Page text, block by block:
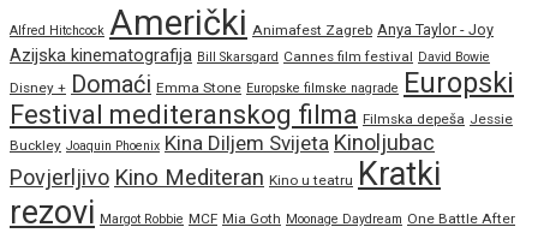
Alfred Hitchcock Američki Animafest Zagreb Anya Taylor - Joy
Azijska kinematografija Bill Skarsgard Cannes film festival David Bowie
Disney + Domaći Emma Stone Europske filmske nagrade Europski
Festival mediteranskog filma Filmska depeša Jessie
Buckley Joaquin Phoenix Kina Diljem Svijeta Kinoljubac
Povjerljivo Kino Mediteran Kino u teatru Kratki
rezovi Margot Robbie MCF Mia Goth Moonage Daydream One Battle After